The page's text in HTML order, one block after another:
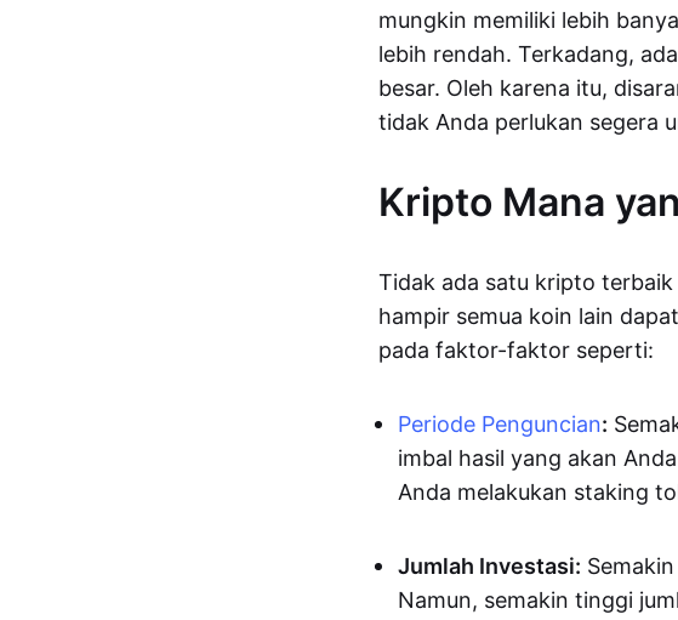
mungkin memiliki lebih
lebih rendah. Terkadang,
besar. Oleh karena itu,
tidak Anda perlukan segera
Kripto Mana
Tidak ada satu kripto
hampir semua koin lain
pada faktor-faktor seperti:
Periode Penguncian:
imbal hasil yang akan
Anda melakukan staking
Jumlah Investasi:
Namun, semakin tinggi